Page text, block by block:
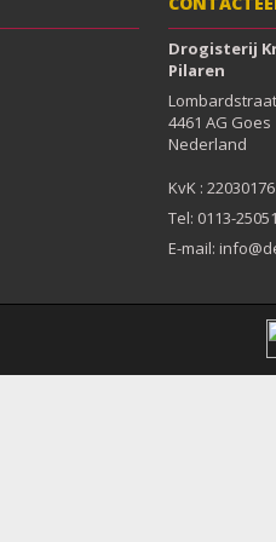
Drogisterij
Pilaren
4461 AG Goes
Nederland
Tel: 0113-
E-mail: